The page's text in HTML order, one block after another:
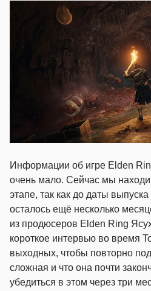
Информации об игре Elden
очень мало. Сейчас мы
этапе, так как до даты
осталось ещё несколько
из продюсеров Elden Ring
короткое интервью во время
выходных, чтобы повторно
сложная и что она почти
убедиться в этом через три